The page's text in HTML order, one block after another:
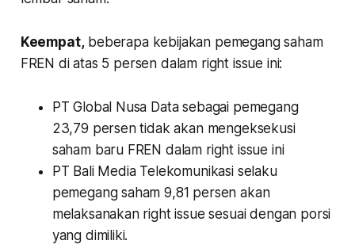
Keempat,beberapa kebijakan pemegang saham
FREN di atas 5 persen dalam right issue ini:
PT Global Nusa Data sebagai pemegang
23,79 persen tidak akan mengeksekusi
saham baru FREN dalam right issue ini
PT Bali Media Telekomunikasi selaku
pemegang saham 9,81 persen akan
melaksanakan right issue sesuai dengan porsi
yang dimiliki.